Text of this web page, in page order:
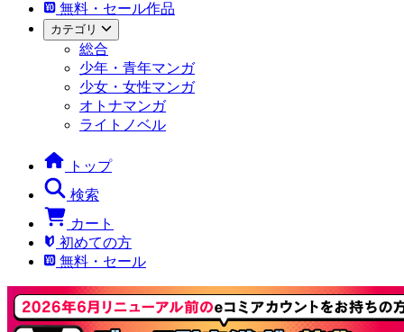
無料・セール作品
カテゴリ
総合
少年・青年マンガ
少女・女性マンガ
オトナマンガ
ライトノベル
トップ
検索
カート
初めての方
無料・セール